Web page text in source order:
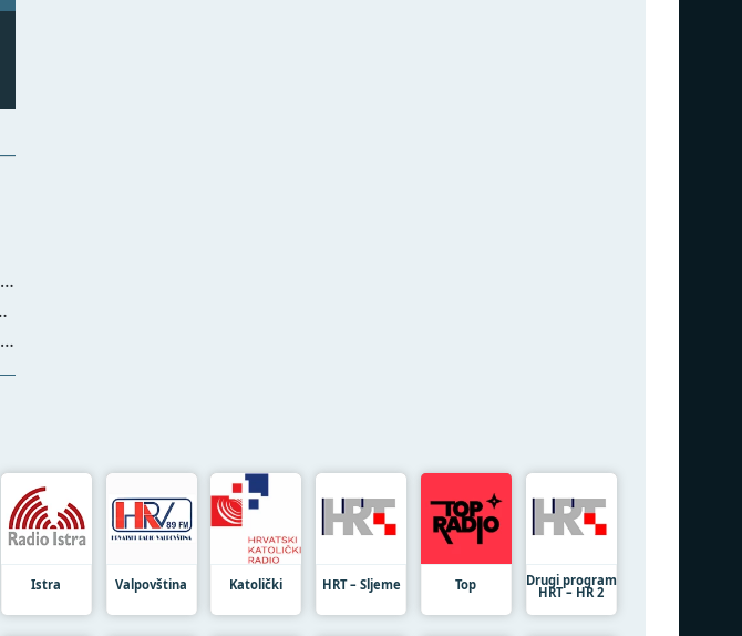
Istra Valpovština Katolički HRT – Sljeme Top Drugi program
HRT – HR 2